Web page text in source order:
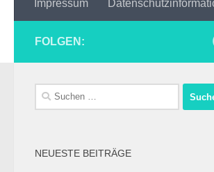
Impressum
FOLGEN:
Suchen
nach:
NEUESTE BEITRÄGE